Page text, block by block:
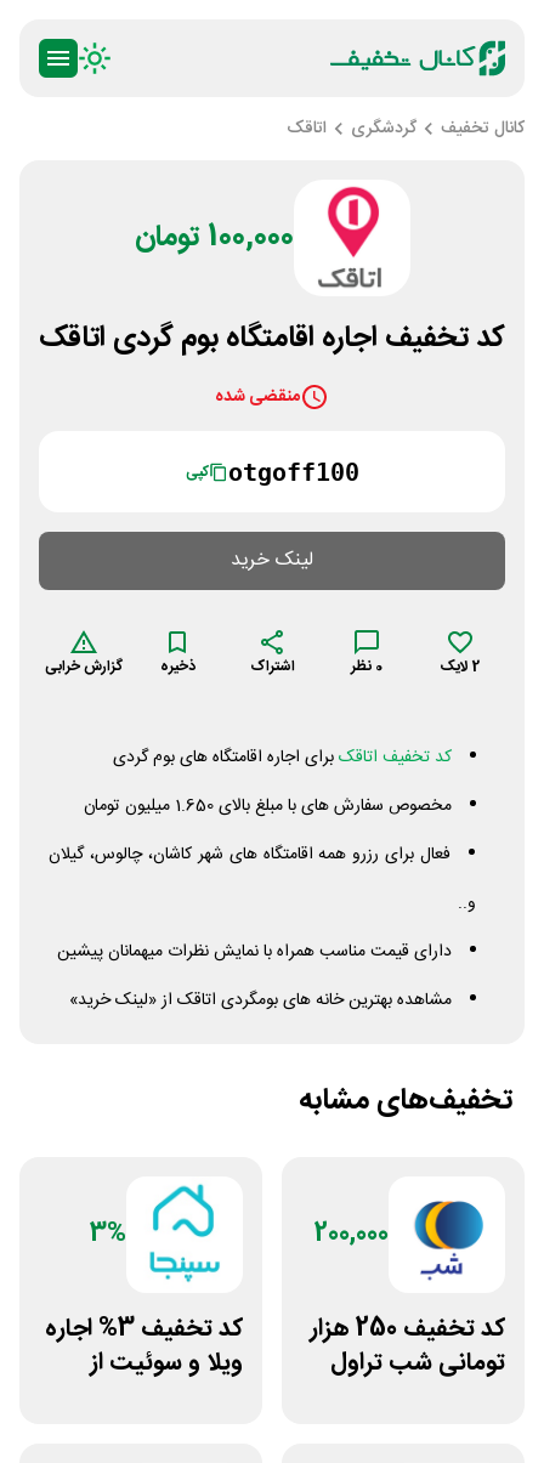
کانال تخفیف گردشگری اتاقک
100,000 تومان
کد تخفیف اجاره اقامتگاه بوم گردی اتاقک
منقضی شده
otgoff100 کپی
لینک خرید
2لایک 0 نظر اشتراک ذخیره گزارش خرابی
کد تخفیف اتاقکبرای اجاره اقامتگاه های بوم گردی
مخصوص سفارش های با مبلغ بالای 1.650 میلیون تومان
فعال برای رزرو همه اقامتگاه های شهر کاشان، چالوس، گیلان
و..
دارای قیمت مناسب همراه با نمایش نظرات میهمانان پیشین
مشاهده بهترین خانه های بومگردی اتاقک از «لینک خرید»
تخفیف‌های مشابه
200,000
کد تخفیف 250 هزار
تومانی شب تراول
3%
کد تخفیف 3% اجاره
ویلا و سوئیت از